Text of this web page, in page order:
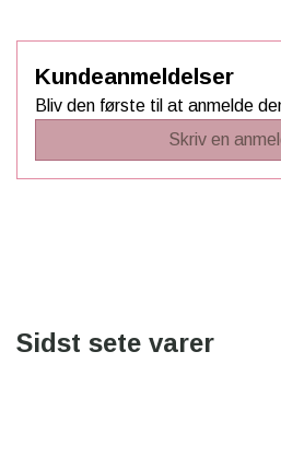
Kundeanmeldelser
Bliv den første til at anmelde
Skriv en
Sidst sete varer